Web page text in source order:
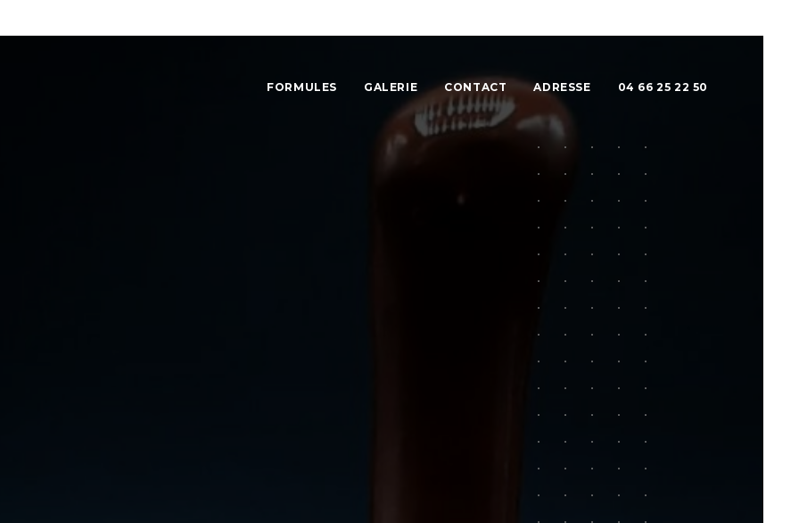
FORMULES GALERIE CONTACT ADRESSE 04 66 25 22 50